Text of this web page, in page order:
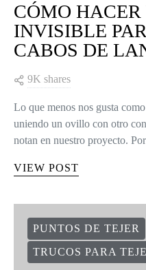
CÓMO
INVISIBLE
CABOS DE
9K shares
Lo que menos nos gusta
uniendo un ovillo con otro
notan en nuestro proyecto.
VIEW POST
PUNTOS DE TEJER
TRUCOS PARA